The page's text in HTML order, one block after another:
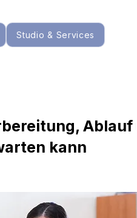
Studio & Services
Ablauf
kann